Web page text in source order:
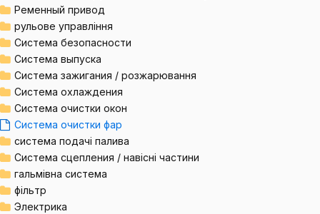
Ременный привод
рульове управління
Система безопасности
Система выпуска
Система зажигания / розжарювання
Система охлаждения
Система очистки окон
Система очистки фар
система подачі палива
Система сцепления / навісні частини
гальмівна система
фільтр
Электрика